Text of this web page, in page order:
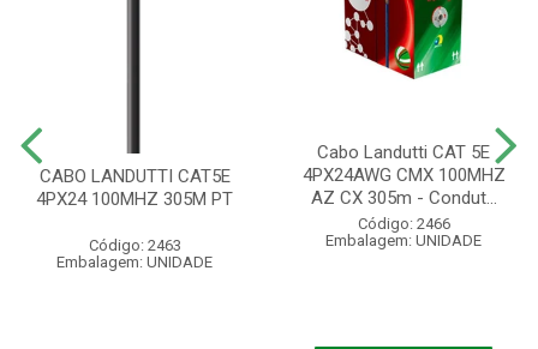
CABO LANDUTTI CAT5E
4PX24 100MHZ 305M PT
Código: 2463
Embalagem: UNIDADE
Cabo Landutti CAT 5E
4PX24AWG CMX 100MHZ
AZ CX 305m - Condut...
Código: 2466
Embalagem: UNIDADE